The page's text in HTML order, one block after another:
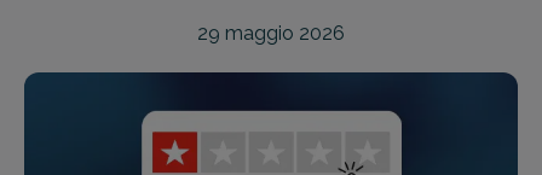
29 maggio 2026